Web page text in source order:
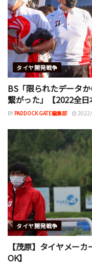
タイヤ開発戦争
BS「限られたデータ
繋がった」【2022全日
BY PADDOCK GATE編集部
タイヤ開発戦争
【茂原】タイヤメー
OK】